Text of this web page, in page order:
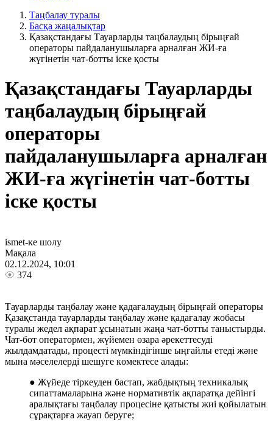
Таңбалау туралы
Басқа жаңалықтар
Қазақстандағы Тауарларды таңбалаудың бірыңғай
операторы пайдаланушыларға арналған ЖИ-ға
жүгінетін чат-ботты іске қосты
Қазақстандағы Тауарларды
таңбалаудың бірыңғай
операторы
пайдаланушыларға арналған
ЖИ-ға жүгінетін чат-ботты
іске қосты
ismet-ке шолу
Мақала
02.12.2024, 10:01
374
Тауарларды таңбалау және қадағалаудың бірыңғай операторы
Қазақстанда тауарларды таңбалау және қадағалау жобасы
туралы жедел ақпарат ұсынатын жаңа чат-ботты таныстырды.
Чат-бот оператормен, жүйемен өзара әрекеттесуді
жылдамдатады, процесті мүмкіндігінше ыңғайлы етеді және
мына мәселелерді шешуге көмектесе алады:
● Жүйеде тіркеуден бастап, жабдықтың техникалық
сипаттамаларына және нормативтік ақпаратқа дейінгі
аралықтағы таңбалау процесіне қатысты жиі қойылатын
сұрақтарға жауап беруге;